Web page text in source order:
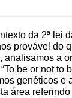
da 2ª lei
provável
be or not
genéticos
área